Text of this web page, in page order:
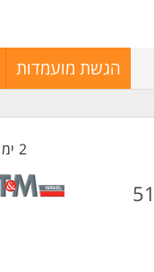
הגשת מועמדות
2 ימים
מאבטחים /ות למרלוג כללית בשוהם! 51